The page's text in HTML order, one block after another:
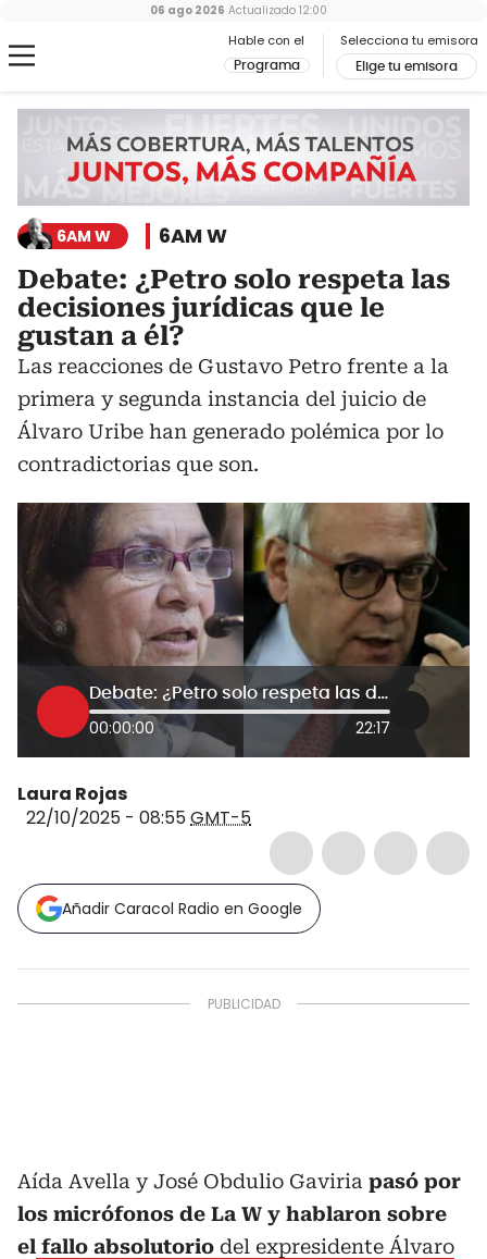
Hable con el
Programa
Selecciona tu emisora
Elige tu emisora
06 ago 2026 Actualizado 12:00
6AM W 6AM W
Debate: ¿Petro solo respeta las
decisiones jurídicas que le
gustan a él?
Las reacciones de Gustavo Petro frente a la
primera y segunda instancia del juicio de
Álvaro Uribe han generado polémica por lo
contradictorias que son.
Debate: ¿Petro solo respeta las decisiones jurídicas que le gustan a él?
00:00:00 22:17
Laura Rojas
22/10/2025 - 08:55GMT-5
Añadir Caracol Radio en Google
Aída Avella y José Obdulio Gaviria pasó por
los micrófonos de La W y hablaron sobre
el fallo absolutorio del expresidente Álvaro